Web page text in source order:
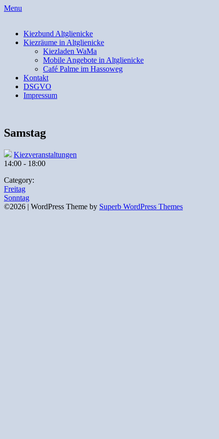
Skip
Menu
Kiezbund Altglienicke
Kiezräume in Altglienicke
Kiezladen WaMa
Mobile Angebote in Altglienicke
Café Palme im Hassoweg
Kontakt
DSGVO
Impressum
Samstag
Kiezveranstaltungen
14:00 - 18:00
Category:
Beitragsnavigation
Freitag
Sonntag
©2026 | WordPress Theme by Superb WordPress Themes